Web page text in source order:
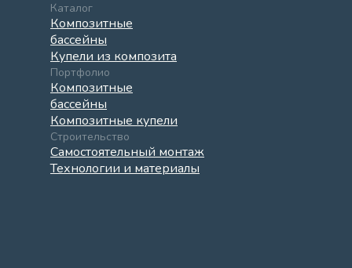
Каталог
Композитные
бассейны
Купели из композита
Портфолио
Композитные
бассейны
Композитные купели
Строительство
Самостоятельный монтаж
Технологии и материалы